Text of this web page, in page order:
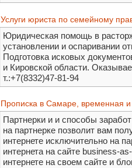
Услуги юриста по семейному
Юридическая помощь в
установлении и оспаривании
Подготовка исковых
и Кировской области.
т.:+7(8332)47-81-94
Прописка в Самаре, временная и
Партнерки и и способы
на партнерке позволит вам
интернете исключительно на
интернета на сайте business-
интернете на своем сайте и